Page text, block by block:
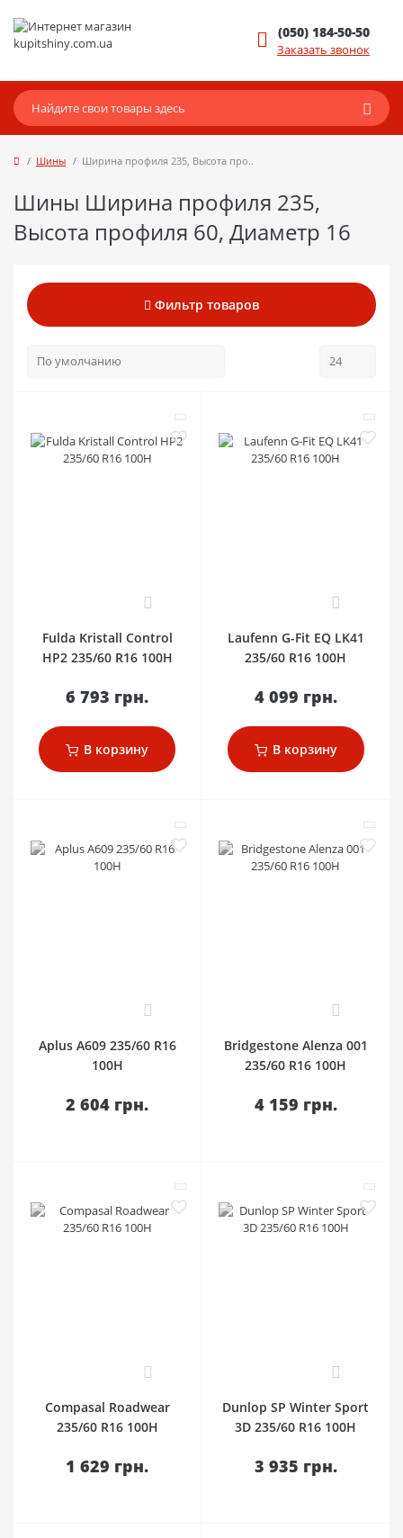
(050) 184-50-50
Заказать звонок
Шины Ширина профиля 235, Высота про..
Шины Ширина профиля 235,
Высота профиля 60, Диаметр 16
Фильтр товаров
Fulda Kristall Control
HP2 235/60 R16 100H
6 793 грн.
В корзину
Laufenn G-Fit EQ LK41
235/60 R16 100H
4 099 грн.
В корзину
Aplus A609 235/60 R16
100H
2 604 грн.
Bridgestone Alenza 001
235/60 R16 100H
4 159 грн.
Compasal Roadwear
235/60 R16 100H
1 629 грн.
Dunlop SP Winter Sport
3D 235/60 R16 100H
3 935 грн.